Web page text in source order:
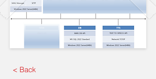
< Back